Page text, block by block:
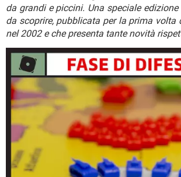
TIKTOK FACEBOOK
HARDWARE
da grandi e piccini. Una speciale
da scoprire, pubblicata per la prima volta
nel 2002 e che presenta tante novità